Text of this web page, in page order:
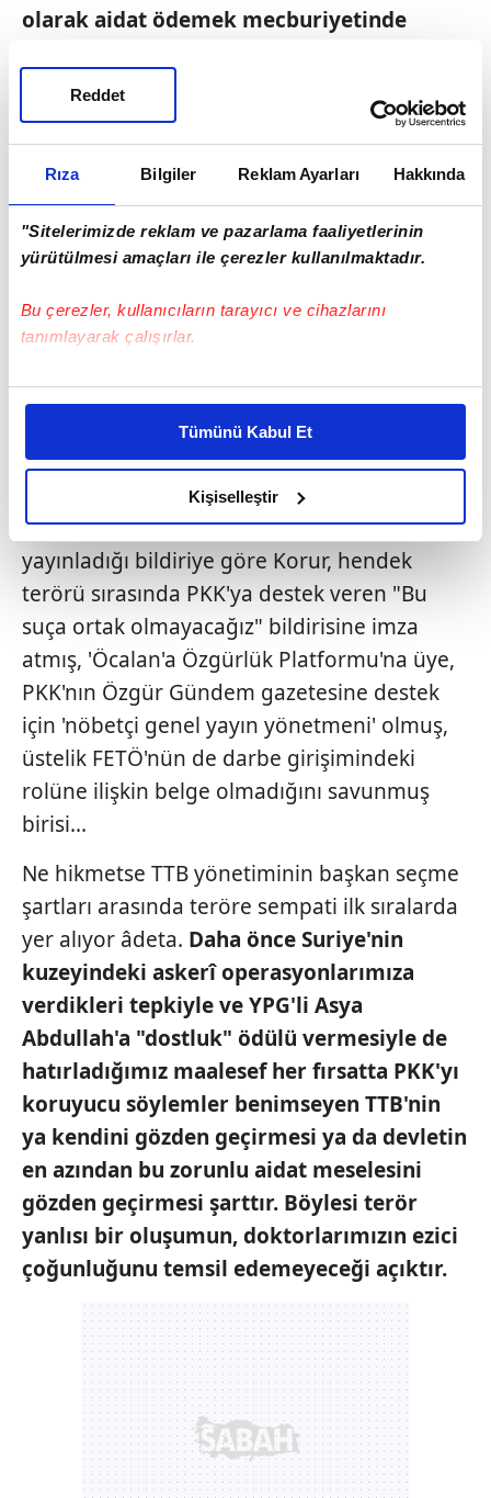
Rıza Bilgiler Reklam Ayarları Hakkında
"Sitelerimizde reklam ve pazarlama faaliyetlerinin
yürütülmesi amaçları ile çerezler kullanılmaktadır.
Bu çerezler, kullanıcıların tarayıcı ve cihazlarını
tanımlayarak çalışırlar.
Bu çerezlere izin vermeniz halinde sizlere özel
daha iyi reklam deneyimi yaşatabiliriz. Bunu yaparken
amacımızın size daha iyi bir reklam deneyimi sunmak
olduğunu ve sizlere en iyi içerikleri sunabilmek adına
elimizden gelen çabayı gösterdiğimizi ve bu noktada,
reklamların maliyetlerimizi karşılamak noktasında tek gelir
kalemimiz olduğunu sizlere hatırlatmak isteriz.
Her halükârda, kullanıcılar, bu çerezlere izin vermedikleri
takdirde, kullanıcılara hedefli reklamlar
gösterilmeyecektir."
Sizlere daha iyi bir hizmet sunabilmek için İnternet
Sitemizde kendimize ve üçüncü kişilere ait çerezler
kullanılmaktadır. Bu çerezler vasıtasıyla çeşitli kişisel
verileriniz işlenmekte olup gerekli olan çerezler bilgi
toplumu hizmetlerinin sunulması amacıyla
kullanılmaktadır. Diğer çerezler, sitemizin daha işlevsel
kılınması ve kişiselleştirilmesi ve sizlere yönelik
reklam/pazarlama faaliyetlerinin yapılması, amaçlarıyla
sınırlı olarak açık rızanız dahilinde kullanılacaktır.
Çerezlere ilişkin tercihlerinizi aşağıda yer alan panel
vasıtasıyla belirleyebilirsiniz. Çerezlere ilişkin detaylı bilgi
için Ayarlar butonuna tıklayabilir,Çerez Bilgilendirme
Metnimiziziyaret edebilirsiniz.
6698 sayılı Kişisel Verilerin Korunması Kanunu uyarınca
hazırlanmış Aydınlatma Metnimizi okumak ve sitemizde
ilgili mevzuata uygun olarak kullanılan çerezlerle ilgili bilgi
almak için lütfentıklayınız.
Tümünü Kabul Et
Kişiselleştir
Reddet
olarak aidat ödemek mecburiyetinde
daha doğal ne olabilir?
H ilal Kaplan 'Tabipler Birliği meselesi'
Seçtikleri yeni başkanın profili sebebiyle TTB
yeniden gündemde. Yeni Başkan Şebnem
Korur Fincancı'ya dair "Hekimiz Biz"
grubunun yeni başkana tepki göstermek için
yayınladığı bildiriye göre Korur, hendek
terörü sırasında PKK'ya destek veren "Bu
suça ortak olmayacağız" bildirisine imza
atmış, 'Öcalan'a Özgürlük Platformu'na üye,
PKK'nın Özgür Gündem gazetesine destek
için 'nöbetçi genel yayın yönetmeni' olmuş,
üstelik FETÖ'nün de darbe girişimindeki
rolüne ilişkin belge olmadığını savunmuş
birisi...
Ne hikmetse TTB yönetiminin başkan seçme
şartları arasında teröre sempati ilk sıralarda
yer alıyor âdeta. Daha önce Suriye'nin
kuzeyindeki askerî operasyonlarımıza
verdikleri tepkiyle veYPG'li Asya
Abdullah'a "dostluk" ödülü vermesiyle de
hatırladığımız maalesef her fırsatta PKK'yı
koruyucu söylemler benimseyen TTB'nin
ya kendini gözden geçirmesi ya da devletin
en azından bu zorunlu aidat meselesini
gözden geçirmesi şarttır. Böylesi terör
yanlısı biroluşumun, doktorlarımızın ezici
çoğunluğunu temsil edemeyeceği açıktır.